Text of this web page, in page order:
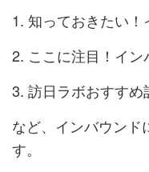
知っておきたい！
ここに注目！イ
訪日ラボおすすめ
など、インバウンド
す。